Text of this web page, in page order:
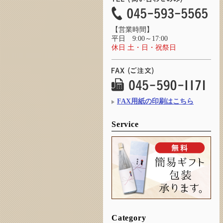
【営業時間】
平日 9:00～17:00
休日 土・日・祝祭日
FAX用紙の印刷はこちら
Service
Category